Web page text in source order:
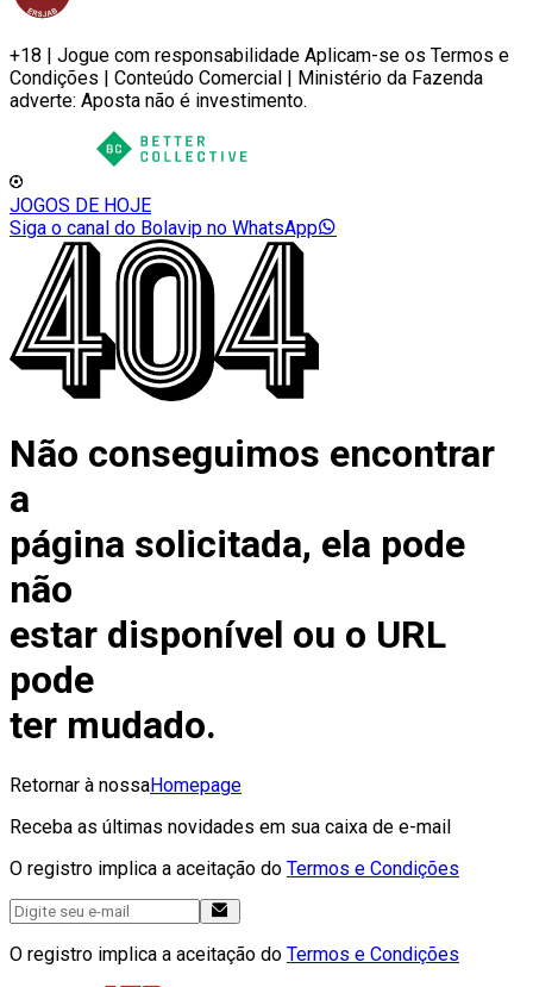
+18 | Jogue com responsabilidade Aplicam-se os Termos e
Condições | Conteúdo Comercial | Ministério da Fazenda
adverte: Aposta não é investimento.
JOGOS DE HOJE
Siga o canal do Bolavip no WhatsApp
Não conseguimos encontrar
a
página solicitada, ela pode
não
estar disponível ou o URL
pode
ter mudado.
Retornar à nossaHomepage
Receba as últimas novidades em sua caixa de e-mail
O registro implica a aceitação do Termos e Condições
O registro implica a aceitação do Termos e Condições